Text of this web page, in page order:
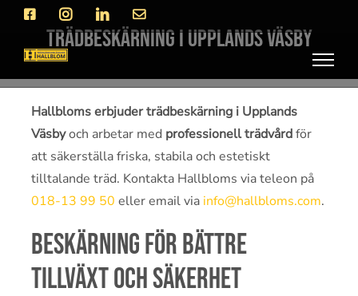
Fortsätt
innehållet
FacebookInstagramLinkedIn
E-
Trädbeskärning i Upplands Väsby
Hallbloms erbjuder trädbeskärning i Upplands
Väsbyoch arbetar med professionell trädvårdför
att säkerställa friska, stabila och estetiskt
tilltalande träd. Kontakta Hallbloms via teleon på
018-13 99 50 eller email via info@hallbloms.com.
Beskärning för bättre
tillväxt och säkerhet